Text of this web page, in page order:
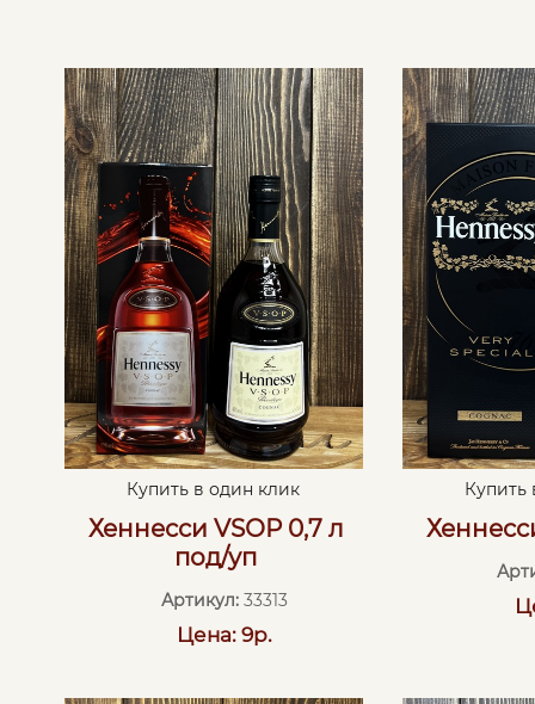
Купить в один клик
Хеннесси VSОР 0,7 л
под/уп
Артикул: 33313
Цена: 9р.
Купить